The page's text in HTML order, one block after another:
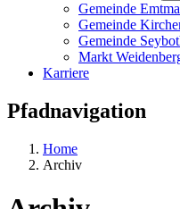
Gemeinde
Gemeinde
Gemeinde
Markt
Karriere
Pfadnavigation
Home
Archiv